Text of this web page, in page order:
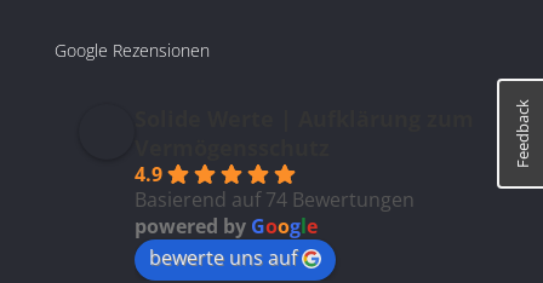
Google Rezensionen
4.9
Basierend auf 74 Bewertungen
powered by Google
bewerte uns auf
Feedback